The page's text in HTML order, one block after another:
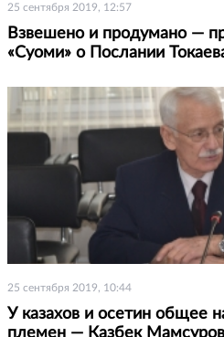
25 сентября 2019, 12:57
Взвешено и продумано —
«Суоми» о Послании
25 сентября 2019, 10:44
У казахов и осетин общее
племен — Казбек Мамсуров